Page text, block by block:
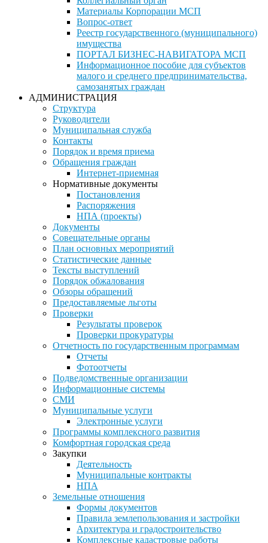
Материалы Корпорации МСП
Вопрос-ответ
Реестр государственного (муниципального)
имущества
ПОРТАЛ БИЗНЕС-НАВИГАТОРА МСП
Информационное пособие для субъектов
малого и среднего предпринимательства,
самозанятых граждан
АДМИНИСТРАЦИЯ
Структура
Руководители
Муниципальная служба
Контакты
Порядок и время приема
Обращения граждан
Интернет-приемная
Нормативные документы
Постановления
Распоряжения
НПА (проекты)
Документы
Совещательные органы
План основных мероприятий
Статистические данные
Тексты выступлений
Порядок обжалования
Обзоры обращений
Предоставляемые льготы
Проверки
Результаты проверок
Проверки прокуратуры
Отчетность по государственным программам
Отчеты
Фотоотчеты
Подведомственные организации
Информационные системы
СМИ
Муниципальные услуги
Электронные услуги
Программы комплексного развития
Комфортная городская среда
Закупки
Деятельность
Муниципальные контракты
НПА
Земельные отношения
Формы документов
Правила землепользования и застройки
Архитектура и градостроительство
Комплексные кадастровые работы